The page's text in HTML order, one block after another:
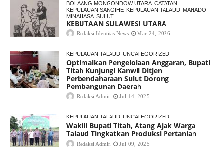
BOLAANG MONGONDOW UTARA CATATAN
KEPULAUAN SANGIHE KEPULAUAN TALAUD MANADO
MINAHASA SULUT
KEBUTAAN SULAWESI UTARA
Redaksi Identitas News Mar 24, 2026
KEPULAUAN TALAUD UNCATEGORIZED
Optimalkan Pengelolaan Anggaran, Bupati
Titah Kunjungi Kanwil Ditjen
Perbendaharaan Sulut Dorong
Pembangunan Daerah
Redaksi Admin Jul 14, 2025
KEPULAUAN TALAUD UNCATEGORIZED
Wakili Bupati Titah, Atang Ajak Warga
Talaud Tingkatkan Produksi Pertanian
Redaksi Admin Jul 09, 2025